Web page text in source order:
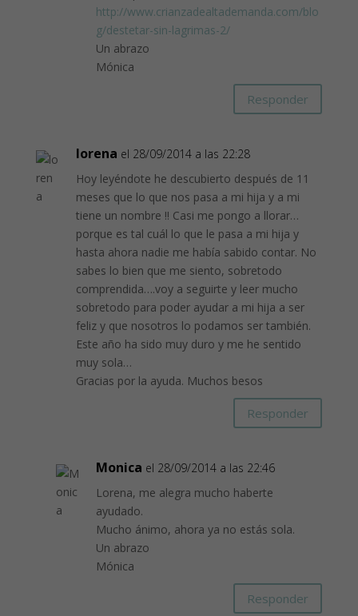
http://www.crianzadealtademanda.com/blo
g/destetar-sin-lagrimas-2/
Un abrazo
Mónica
Responder
lorena el 28/09/2014 a las 22:28
Hoy leyéndote he descubierto después de 11
meses que lo que nos pasa a mi hija y a mi
tiene un nombre !! Casi me pongo a llorar…
porque es tal cuál lo que le pasa a mi hija y
hasta ahora nadie me había sabido contar. No
sabes lo bien que me siento, sobretodo
comprendida….voy a seguirte y leer mucho
sobretodo para poder ayudar a mi hija a ser
feliz y que nosotros lo podamos ser también.
Este año ha sido muy duro y me he sentido
muy sola…
Gracias por la ayuda. Muchos besos
Responder
Monica el 28/09/2014 a las 22:46
Lorena, me alegra mucho haberte
ayudado.
Mucho ánimo, ahora ya no estás sola.
Un abrazo
Mónica
Responder